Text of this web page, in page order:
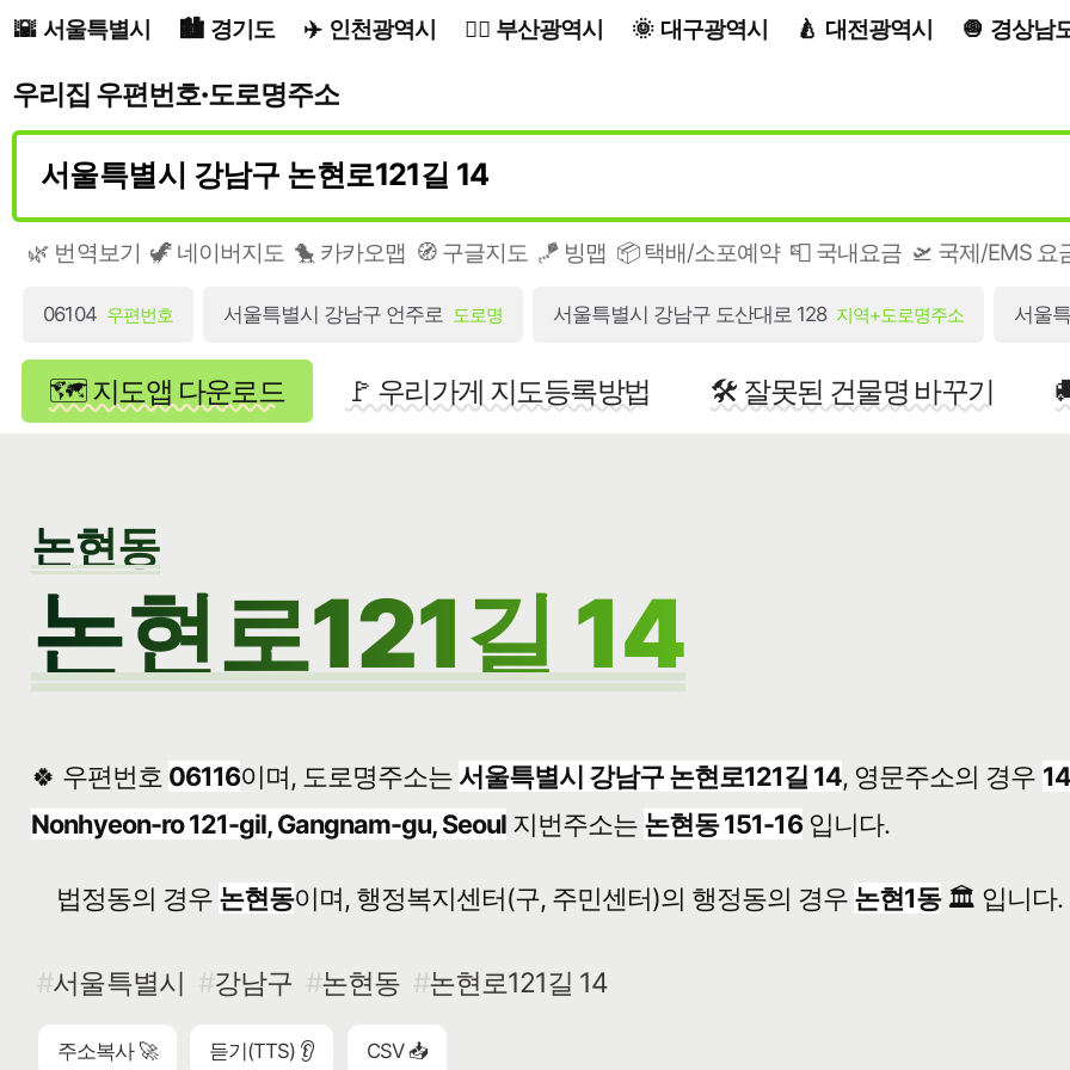
서울특별시 경기도 인천광역시 부산광역시 대구광역시 대전광역시 경상남
우리집 우편번호·도로명주소
🌿 번역보기 🦖 네이버지도 🐤 카카오맵 🧭 구글지도 🪁 빙맵 📦 택배/소포예약 📮 국내요금 🛫 국제/EMS 요
06104 우편번호 서울특별시 강남구 언주로 도로명 서울특별시 강남구 도산대로 128 지역+도로명주소 서울
🗺️ 지도앱 다운로드 🚩 우리가게 지도등록방법 🛠️ 잘못된 건물명 바꾸기
논현동
논현로121길 14
🍀 우편번호 06116이며, 도로명주소는 서울특별시 강남구 논현로121길 14, 영문주소의 경우 14
Nonhyeon-ro 121-gil, Gangnam-gu, Seoul 지번주소는 논현동 151-16입니다.
법정동의 경우 논현동이며, 행정복지센터(구, 주민센터)의 행정동의 경우 논현1동🏛️ 입니다.
서울특별시 강남구 논현동 논현로121길 14
주소복사 🚀 듣기(TTS) 👂 CSV 📥